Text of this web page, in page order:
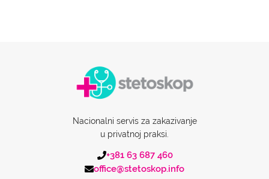
Nacionalni servis za zakazivanje
u privatnoj praksi.
+381 63 687 460
office@stetoskop.info